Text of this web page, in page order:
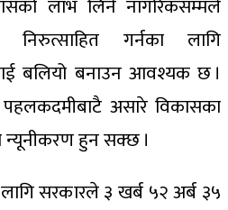
लाभ लिने नागरिकसम्मले
गर्नका लागि
बलियो बनाउन आवश्यक छ ।
असारे विकासका
हुन सक्छ ।
सरकारले ३ खर्ब ५२ अर्ब ३५